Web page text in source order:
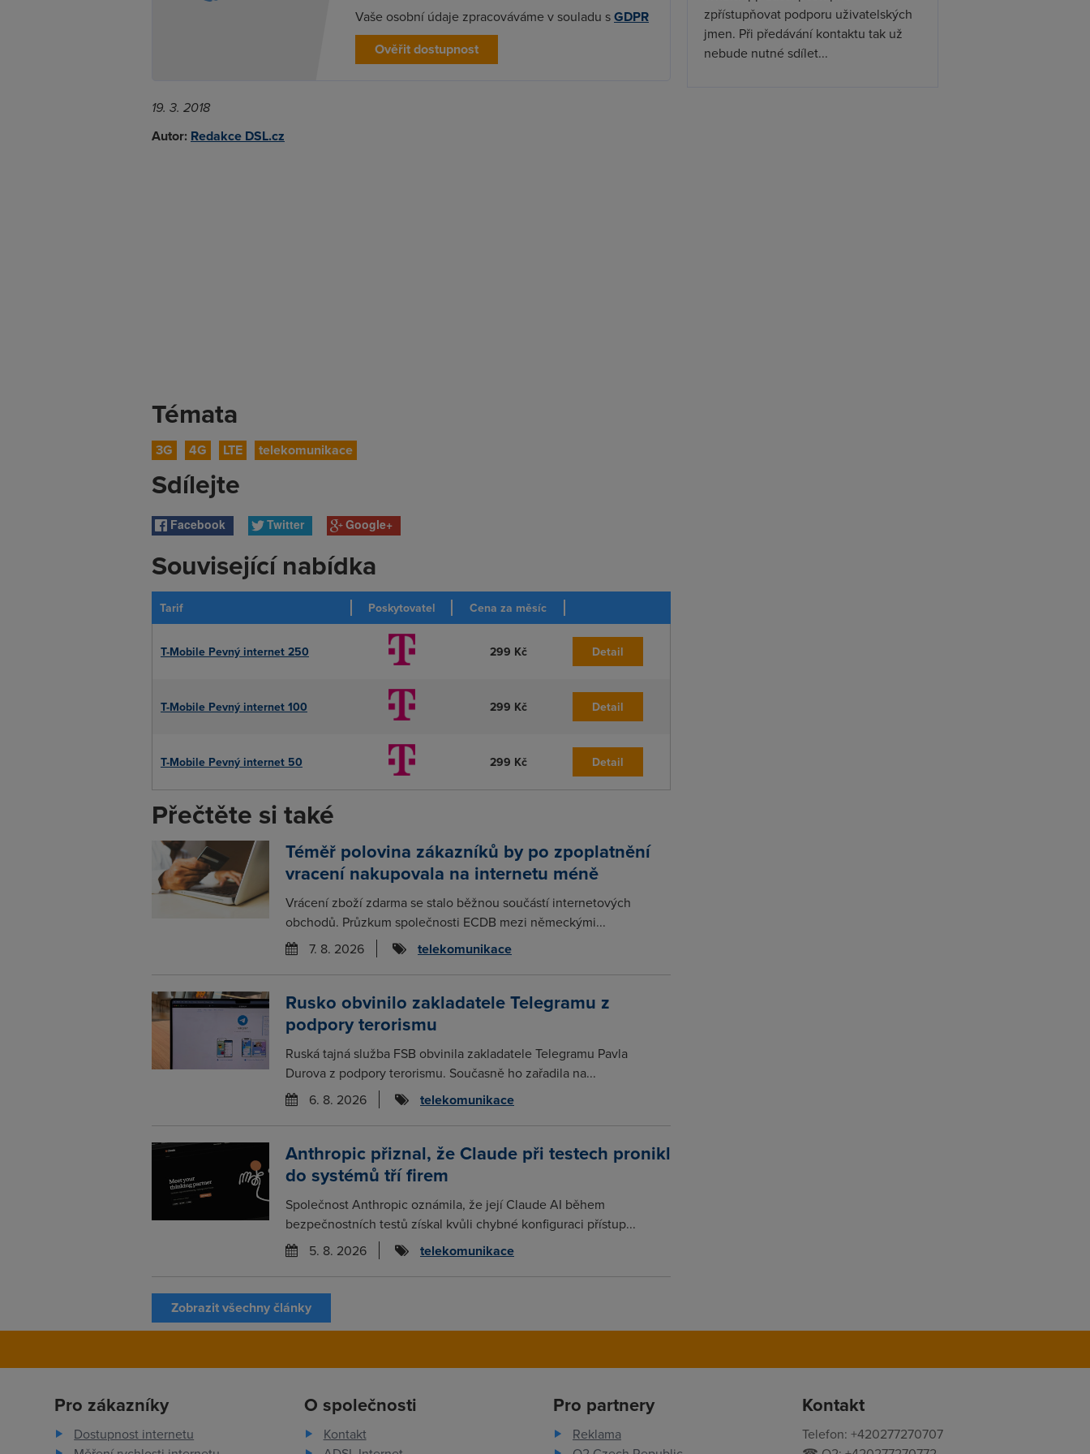
Vaše osobní údaje zpracováváme v souladu sGDPR
Ověřit dostupnost
19. 3. 2018
Autor: Redakce DSL.cz
Témata
3G 4G LTE telekomunikace
Sdílejte
Facebook Twitter Google+
Související nabídka
Tarif Poskytovatel Cena za měsíc
T-Mobile Pevný internet 250 299 Kč Detail
T-Mobile Pevný internet 100 299 Kč Detail
T-Mobile Pevný internet 50 299 Kč Detail
Přečtěte si také
Téměř polovina zákazníků by po zpoplatnění
vracení nakupovala na internetu méně
Vrácení zboží zdarma se stalo běžnou součástí internetových
obchodů. Průzkum společnosti ECDB mezi německými...
7. 8. 2026
telekomunikace
Rusko obvinilo zakladatele Telegramu z
podpory terorismu
Ruská tajná služba FSB obvinila zakladatele Telegramu Pavla
Durova z podpory terorismu. Současně ho zařadila na...
6. 8. 2026
telekomunikace
Anthropic přiznal, že Claude při testech pronikl
do systémů tří firem
Společnost Anthropic oznámila, že její Claude AI během
bezpečnostních testů získal kvůli chybné konfiguraci přístup...
5. 8. 2026
telekomunikace
Zobrazit všechny články
zpřístupňovat podporu uživatelských
jmen. Při předávání kontaktu tak už
nebude nutné sdílet...
Pro zákazníky
Dostupnost internetu
O společnosti
Kontakt
Pro partnery
Reklama
Kontakt
Telefon: +420277270707